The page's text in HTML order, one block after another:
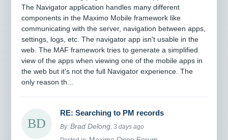
The Navigator application handles many different
components in the Maximo Mobile framework like
communicating with the server, navigation between apps,
settings, logs, etc. The navigator app isn't usable in the
web. The MAF framework tries to generate a simplified
view of the apps when viewing one of the mobile apps in
the web but it's not the full Navigator experience. The
only reason th...
RE: Searching to PM records
By:Brad Delong, 3 days ago